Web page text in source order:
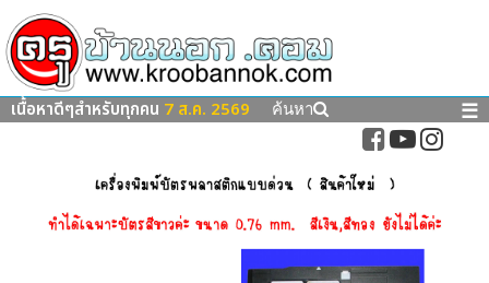
เนื้อหาดีๆสำหรับทุกคน 7 ส.ค. 2569 ค้นหา ☰